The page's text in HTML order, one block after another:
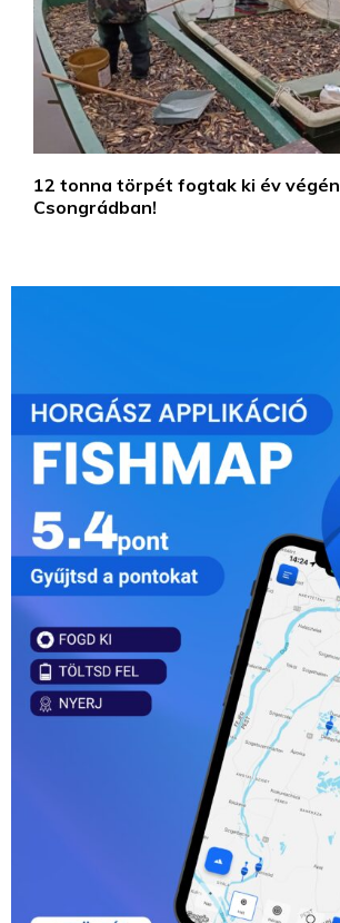
12 tonna törpét fogtak ki év végén
Csongrádban!